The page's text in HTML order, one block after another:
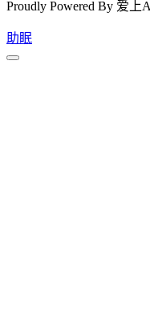
Proudly Powered By 爱上
助眠